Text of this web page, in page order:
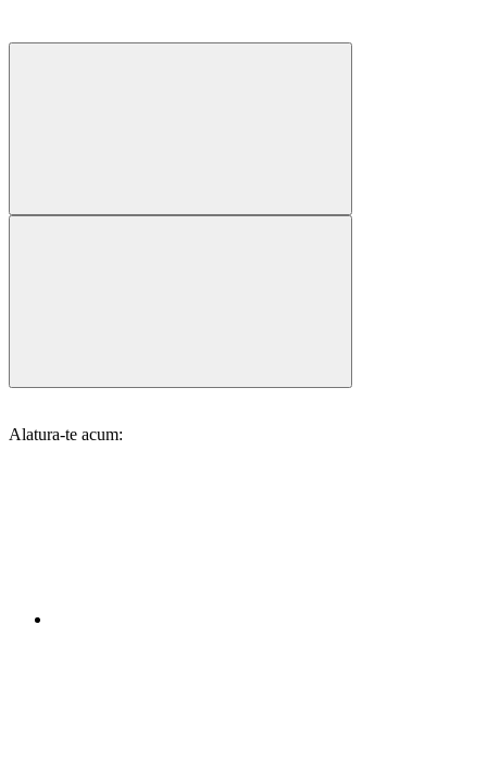
Alatura-te acum: